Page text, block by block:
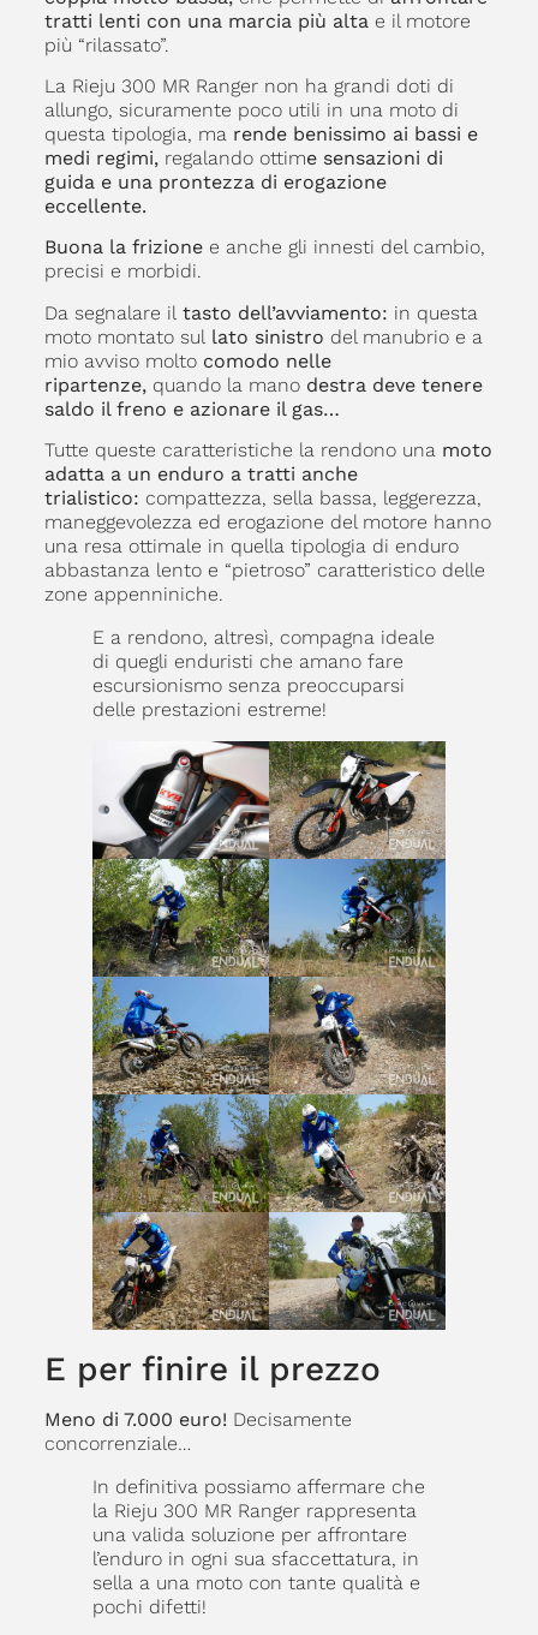
tratti lenti con una marcia più alta e il motore
più “rilassato”.
La Rieju 300 MR Ranger non ha grandi doti di
allungo, sicuramente poco utili in una moto di
questa tipologia, ma rende benissimo ai bassi e
medi regimi,regalando ottime sensazioni di
guida e una prontezza di erogazione
eccellente.
Buona la frizionee anche gli innesti del cambio,
precisi e morbidi.
Da segnalare il tasto dell’avviamento: in questa
moto montato sul lato sinistro del manubrio e a
mio avviso molto comodo nelle
ripartenze, quando la mano destra deve tenere
saldo il freno e azionare il gas…
Tutte queste caratteristiche la rendono una moto
adatta a un enduro a tratti anche
trialistico: compattezza, sella bassa, leggerezza,
maneggevolezza ed erogazione del motore hanno
una resa ottimale in quella tipologia di enduro
abbastanza lento e “pietroso” caratteristico delle
zone appenniniche.
E a rendono, altresì, compagna ideale
di quegli enduristi che amano fare
escursionismo senza preoccuparsi
delle prestazioni estreme!
E per finire il prezzo
Meno di 7.000 euro! Decisamente
concorrenziale…
In definitiva possiamo affermare che
la Rieju 300 MR Ranger rappresenta
una valida soluzione per affrontare
l’enduro in ogni sua sfaccettatura, in
sella a una moto con tante qualità e
pochi difetti!